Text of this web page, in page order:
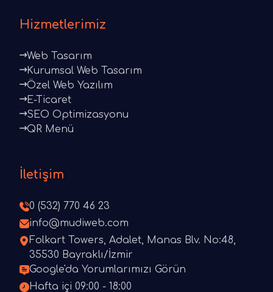
Hizmetlerimiz
Web Tasarım
Kurumsal Web Tasarım
Özel Web Yazılım
E-Ticaret
SEO Optimizasyonu
QR Menü
İletişim
0 (532) 770 46 23
info@mudiweb.com
Folkart Towers, Adalet, Manas Blv. No:48,
35530 Bayraklı/İzmir
Google'da Yorumlarımızı Görün
Hafta içi 09:00 - 18:00